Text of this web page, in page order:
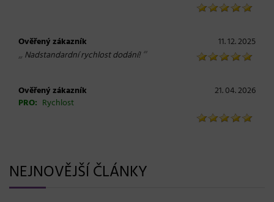
Ověřený zákazník 11. 12. 2025
„ Nadstandardní rychlost dodání!“
Ověřený zákazník
21. 04. 2026
PRO: Rychlost
NEJNOVĚJŠÍ ČLÁNKY